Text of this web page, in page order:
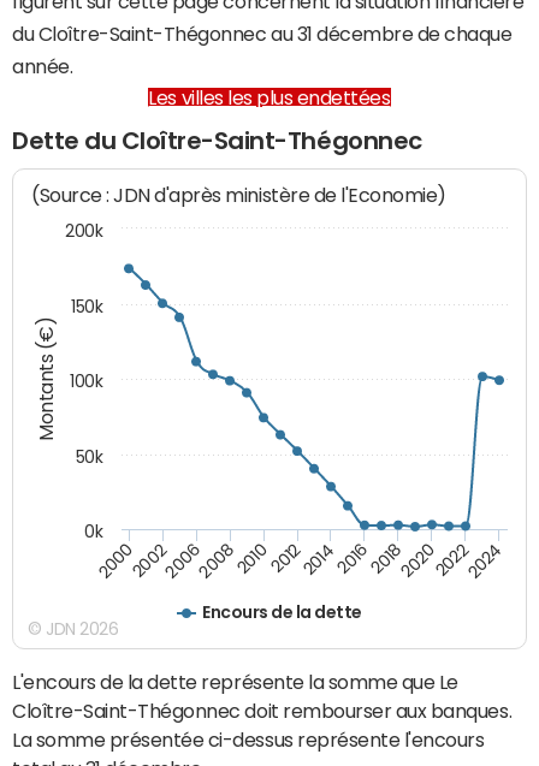
du Cloître-Saint-Thégonnec au 31 décembre de chaque
année.
Les villes les plus endettées
Dette du Cloître-Saint-Thégonnec
Montants (€)
(Source : JDN d'après ministère de l'Economie)
Encours de la dette
200020022006200820102012201420162018202020222024
0k
50k
100k
150k
200k
© JDN 2026
L'encours de la dette représente la somme que Le
Cloître-Saint-Thégonnec doit rembourser aux banques.
La somme présentée ci-dessus représente l'encours